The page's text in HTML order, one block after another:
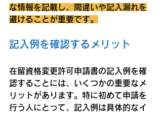
な情報を記載し、間違いや記入漏れを
避けることが重要です。
記入例を確認するメリット
在留資格変更許可申請書の記入例を確
認することには、いくつかの重要なメ
リットがあります。特に初めて申請を
行う人にとって、記入例は具体的なイ